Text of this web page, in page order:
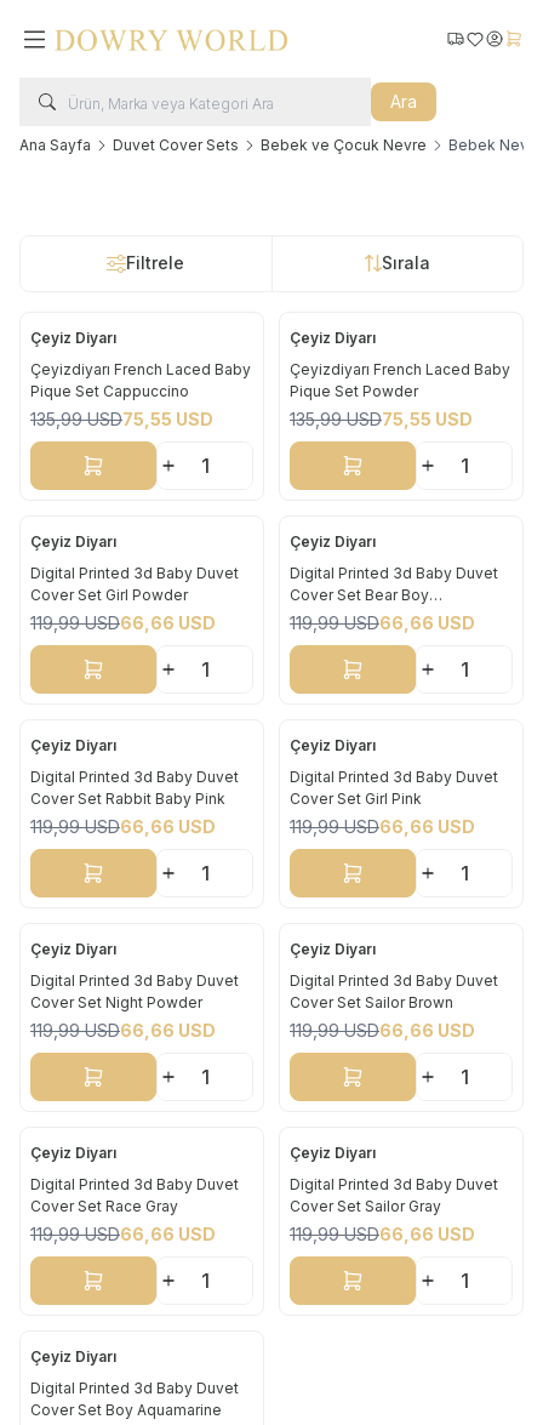
Ara
Kargo Takip
Favorilerim
Ana Sayfa Duvet Cover Sets Bebek ve Çocuk Nevre Bebek
Filtrele Sırala
Yeni
%44
Çeyiz Diyarı
Çeyizdiyarı French Laced Baby
Pique Set Cappuccino
135,99USD75,55 USD
Sepete Ekle
Yeni
%44
Çeyiz Diyarı
Çeyizdiyarı French Laced Baby
Pique Set Powder
135,99USD75,55 USD
Sepete Ekle
Yeni
%44
Çeyiz Diyarı
Digital Printed 3d Baby Duvet
Cover Set Girl Powder
119,99USD66,66 USD
Sepete Ekle
Yeni
%44
Çeyiz Diyarı
Digital Printed 3d Baby Duvet
Cover Set Bear Boy
Aquamarine
119,99USD66,66 USD
Sepete Ekle
Yeni
%44
Çeyiz Diyarı
Digital Printed 3d Baby Duvet
Cover Set Rabbit Baby Pink
119,99USD66,66 USD
Sepete Ekle
Yeni
%44
Çeyiz Diyarı
Digital Printed 3d Baby Duvet
Cover Set Girl Pink
119,99USD66,66 USD
Sepete Ekle
Yeni
%44
Çeyiz Diyarı
Digital Printed 3d Baby Duvet
Cover Set Night Powder
119,99USD66,66 USD
Sepete Ekle
Yeni
%44
Çeyiz Diyarı
Digital Printed 3d Baby Duvet
Cover Set Sailor Brown
119,99USD66,66 USD
Sepete Ekle
Yeni
%44
Çeyiz Diyarı
Digital Printed 3d Baby Duvet
Cover Set Race Gray
119,99USD66,66 USD
Sepete Ekle
Yeni
%44
Çeyiz Diyarı
Digital Printed 3d Baby Duvet
Cover Set Sailor Gray
119,99USD66,66 USD
Sepete Ekle
Yeni
%44
Çeyiz Diyarı
Digital Printed 3d Baby Duvet
Cover Set Boy Aquamarine